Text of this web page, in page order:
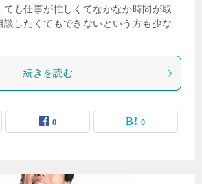
も仕事が忙しくてなかなか時間が取
談したくてもできないという方も少な
続きを読む
0 0